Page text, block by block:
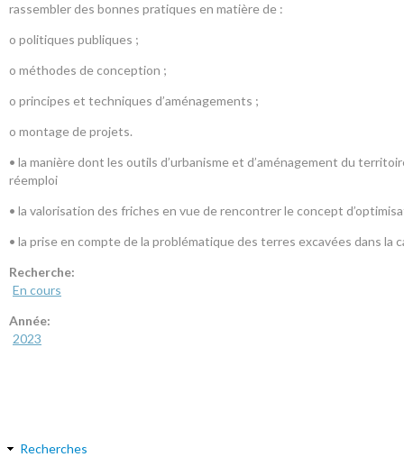
Recherches
rassembler des bonnes pratiques en matière de :
o politiques publiques ;
o méthodes de conception ;
o principes et techniques d’aménagements ;
o montage de projets.
• la manière dont les outils d’urbanisme et d’aménagement du
réemploi
• la valorisation des friches en vue de rencontrer le concept
• la prise en compte de la problématique des terres excavées dans la
Recherche:
En cours
Année:
2023